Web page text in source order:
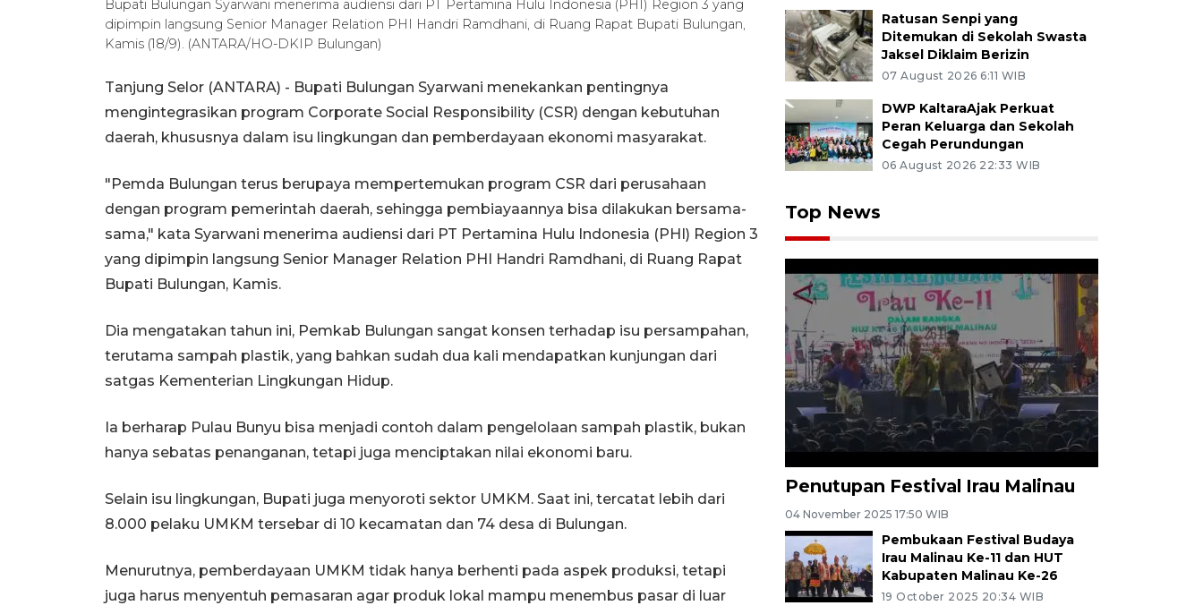
Bupati Bulungan Syarwani menerima audiensi dari PT Pertamina Hulu Indonesia (PHI) Region 3 yang
dipimpin langsung Senior Manager Relation PHI Handri Ramdhani, di Ruang Rapat Bupati Bulungan,
Kamis (18/9). (ANTARA/HO-DKIP Bulungan)
Tanjung Selor (ANTARA) - Bupati Bulungan Syarwani menekankan pentingnya
mengintegrasikan program Corporate Social Responsibility (CSR) dengan kebutuhan
daerah, khususnya dalam isu lingkungan dan pemberdayaan ekonomi masyarakat.
"Pemda Bulungan terus berupaya mempertemukan program CSR dari perusahaan
dengan program pemerintah daerah, sehingga pembiayaannya bisa dilakukan bersama-
sama," kata Syarwani menerima audiensi dari PT Pertamina Hulu Indonesia (PHI) Region 3
yang dipimpin langsung Senior Manager Relation PHI Handri Ramdhani, di Ruang Rapat
Bupati Bulungan, Kamis.
Dia mengatakan tahun ini, Pemkab Bulungan sangat konsen terhadap isu persampahan,
terutama sampah plastik, yang bahkan sudah dua kali mendapatkan kunjungan dari
satgas Kementerian Lingkungan Hidup.
Ia berharap Pulau Bunyu bisa menjadi contoh dalam pengelolaan sampah plastik, bukan
hanya sebatas penanganan, tetapi juga menciptakan nilai ekonomi baru.
Selain isu lingkungan, Bupati juga menyoroti sektor UMKM. Saat ini, tercatat lebih dari
8.000 pelaku UMKM tersebar di 10 kecamatan dan 74 desa di Bulungan.
Menurutnya, pemberdayaan UMKM tidak hanya berhenti pada aspek produksi, tetapi
juga harus menyentuh pemasaran agar produk lokal mampu menembus pasar di luar
Ratusan Senpi yang
Ditemukan di Sekolah Swasta
Jaksel Diklaim Berizin
07 August 2026 6:11 WIB
DWP KaltaraAjak Perkuat
Peran Keluarga dan Sekolah
Cegah Perundungan
06 August 2026 22:33 WIB
Top News
Penutupan Festival Irau Malinau
04 November 2025 17:50 WIB
Pembukaan Festival Budaya
Irau Malinau Ke-11 dan HUT
Kabupaten Malinau Ke-26
19 October 2025 20:34 WIB